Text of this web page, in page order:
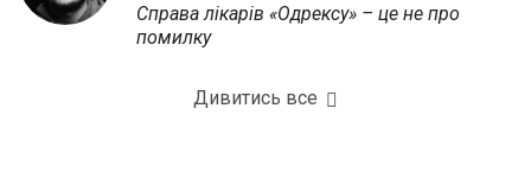
Справа лікарів «Одрексу» – це не про
помилку
Дивитись все